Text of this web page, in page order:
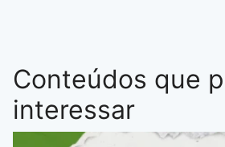
Conteúdos que
interessar